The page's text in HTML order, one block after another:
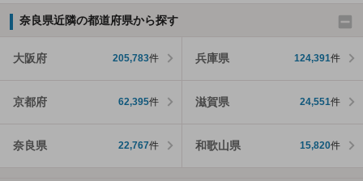
奈良県近隣の都道府県から探す
大阪府 205,783件 兵庫県 124,391件
京都府 62,395件 滋賀県 24,551件
奈良県 22,767件 和歌山県 15,820件